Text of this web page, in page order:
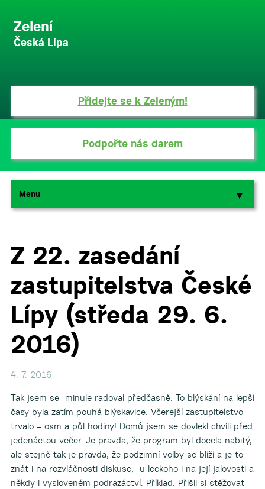
Zelení
Česká Lípa
Přidejte se k Zeleným!
Podpořte nás darem
Menu ▼
▼
Z 22. zasedání
zastupitelstva České
Lípy (středa 29. 6.
2016)
4. 7. 2016
Tak jsem se minule radoval předčasně. To blýskání na lepší
časy byla zatím pouhá blýskavice. Včerejší zastupitelstvo
trvalo – osm a půl hodiny! Domů jsem se dovlekl chvíli před
jedenáctou večer. Je pravda, že program byl docela nabitý,
ale stejně tak je pravda, že podzimní volby se blíží a je to
znát i na rozvláčnosti diskuse, u leckoho i na její jalovosti a
někdy i vysloveném podrazáctví. Příklad. Přišli si stěžovat